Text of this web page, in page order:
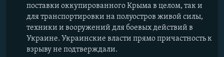
поставки оккупированного Крыма в целом, так и
для транспортировки на полуостров живой силы,
техники и вооружений для боевых действий в
Украине. Украинские власти прямо причастность к
взрыву не подтверждали.